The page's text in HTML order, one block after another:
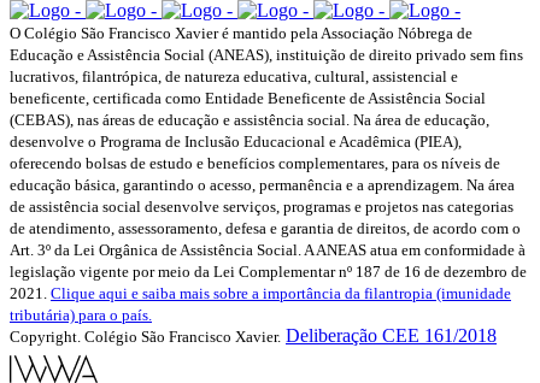
O Colégio São Francisco Xavier é mantido pela Associação Nóbrega de
Educação e Assistência Social (ANEAS), instituição de direito privado sem fins
lucrativos, filantrópica, de natureza educativa, cultural, assistencial e
beneficente, certificada como Entidade Beneficente de Assistência Social
(CEBAS), nas áreas de educação e assistência social. Na área de educação,
desenvolve o Programa de Inclusão Educacional e Acadêmica (PIEA),
oferecendo bolsas de estudo e benefícios complementares, para os níveis de
educação básica, garantindo o acesso, permanência e a aprendizagem. Na área
de assistência social desenvolve serviços, programas e projetos nas categorias
de atendimento, assessoramento, defesa e garantia de direitos, de acordo com o
Art. 3º da Lei Orgânica de Assistência Social. A ANEAS atua em conformidade à
legislação vigente por meio da Lei Complementar nº 187 de 16 de dezembro de
2021. Clique aqui e saiba mais sobre a importância da filantropia (imunidade
tributária) para o país.
Copyright. Colégio São Francisco Xavier. Deliberação CEE 161/2018